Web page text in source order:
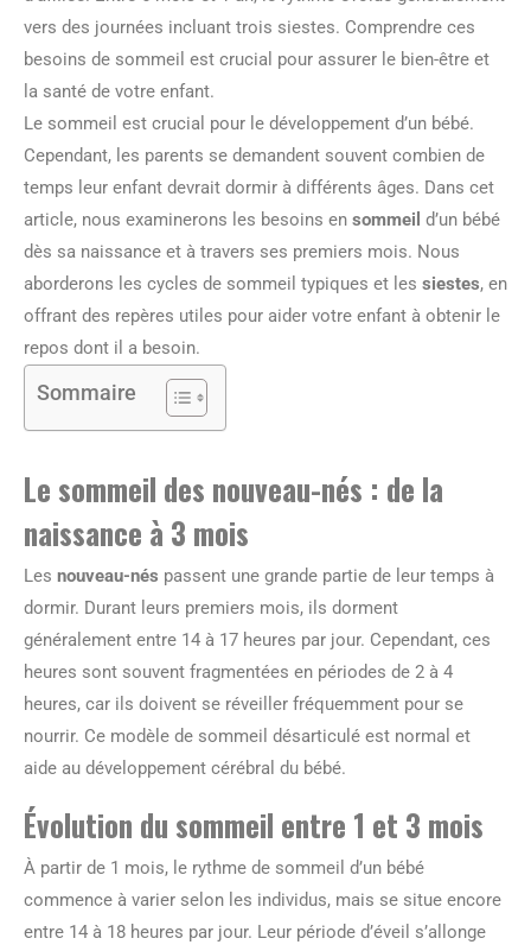
vers des journées incluant trois siestes. Comprendre ces
besoins de sommeil est crucial pour assurer le bien-être et
la santé de votre enfant.
Le sommeil est crucial pour le développement d’un bébé.
Cependant, les parents se demandent souvent combien de
temps leur enfant devrait dormir à différents âges. Dans cet
article, nous examinerons les besoins en sommeil d’un bébé
dès sa naissance et à travers ses premiers mois. Nous
aborderons les cycles de sommeil typiques et les siestes, en
offrant des repères utiles pour aider votre enfant à obtenir le
repos dont il a besoin.
Sommaire
Le sommeil des nouveau-nés : de la
naissance à 3 mois
Les nouveau-nés passent une grande partie de leur temps à
dormir. Durant leurs premiers mois, ils dorment
généralement entre 14 à 17 heures par jour. Cependant, ces
heures sont souvent fragmentées en périodes de 2 à 4
heures, car ils doivent se réveiller fréquemment pour se
nourrir. Ce modèle de sommeil désarticulé est normal et
aide au développement cérébral du bébé.
Évolution du sommeil entre 1 et 3 mois
À partir de 1 mois, le rythme de sommeil d’un bébé
commence à varier selon les individus, mais se situe encore
entre 14 à 18 heures par jour. Leur période d’éveil s’allonge